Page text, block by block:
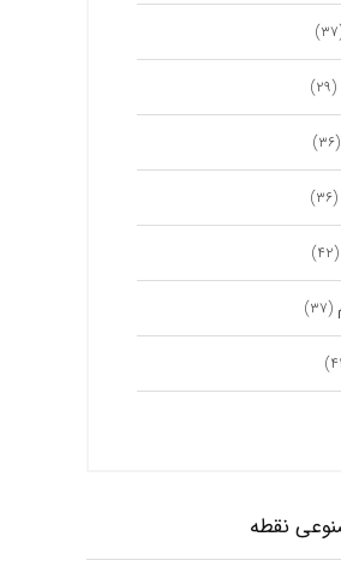
(۲۹)
(۳۶)
(۳۶)
(۴۲)
(۳۷)
نقطه